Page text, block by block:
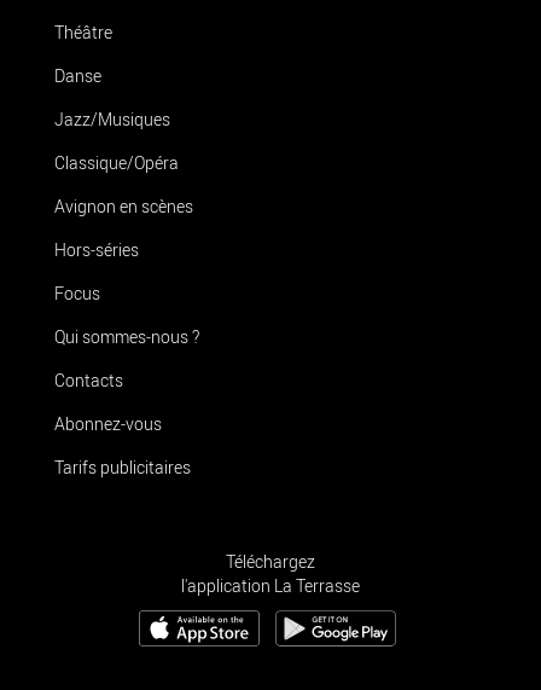
Théâtre
Danse
Jazz/Musiques
Classique/Opéra
Avignon en scènes
Hors-séries
Focus
Qui sommes-nous ?
Contacts
Abonnez-vous
Tarifs publicitaires
Téléchargez
l'application La Terrasse